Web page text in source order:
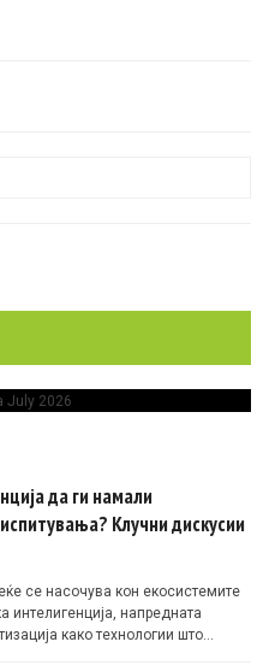
да ги намали
Клучни дискусии
се насочува кон екосистемите
интелигенција, напредната
како технологии што